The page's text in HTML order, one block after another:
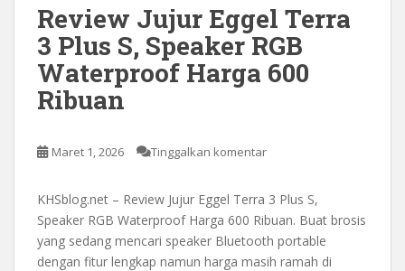
Review Jujur Eggel Terra
3 Plus S, Speaker RGB
Waterproof Harga 600
Ribuan
Maret 1, 2026 Tinggalkan komentar
KHSblog.net – Review Jujur Eggel Terra 3 Plus S,
Speaker RGB Waterproof Harga 600 Ribuan. Buat brosis
yang sedang mencari speaker Bluetooth portable
dengan fitur lengkap namun harga masih ramah di